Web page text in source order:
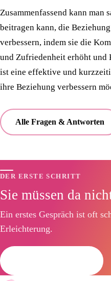
Zusammenfassend kann man
beitragen kann, die
verbessern, indem sie die
und Zufriedenheit erhöht
ist eine effektive und
ihre Beziehung verbessern
Alle Fragen & Antworten
DER ERSTE SCHRITT
Sie müssen da
Ein erstes Gespräch ist oft
Erleichterung.